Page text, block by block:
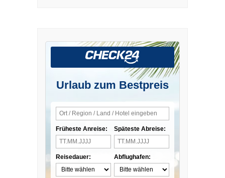
Urlaub zum Bestpreis
Früheste Anreise:
Reisedauer:
Späteste Abreise:
Abflughafen: